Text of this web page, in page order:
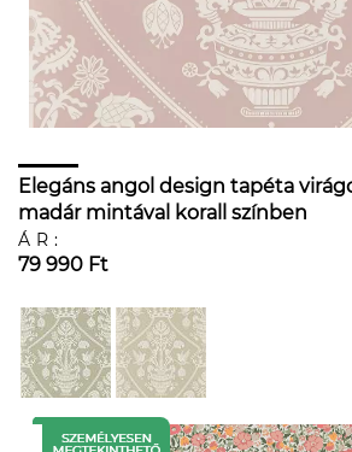
Elegáns angol design tapéta
madár mintával korall színben
ÁR:
79 990 Ft